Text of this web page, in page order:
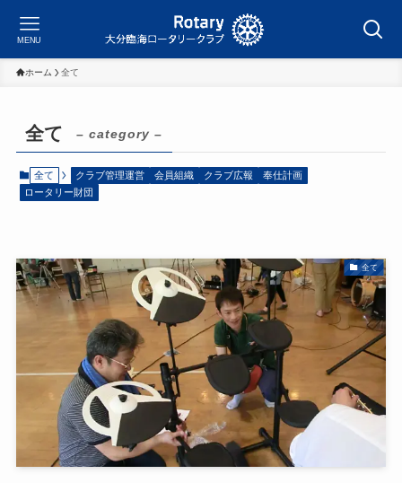
MENU
ホーム 全て
全て – category –
全て クラブ管理運営 会員組織 クラブ広報
奉仕計画
ロータリー財団
全て